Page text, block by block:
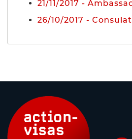
21/11/2017 -
26/10/2017 -